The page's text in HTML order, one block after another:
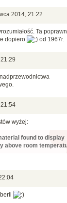
2014, 21:22
Ta
dopiero
od 1967r.
wyżej:
found to display
above room